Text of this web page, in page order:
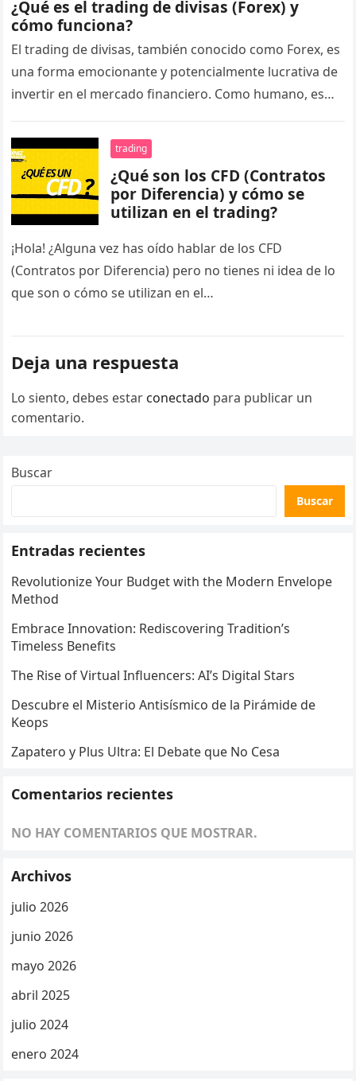
¿Qué es el trading de divisas (Forex) y
cómo funciona?
El trading de divisas, también conocido como Forex, es
una forma emocionante y potencialmente lucrativa de
invertir en el mercado financiero. Como humano, es
trading
¿Qué son los CFD (Contratos
por Diferencia) y cómo se
utilizan en el trading?
¡Hola! ¿Alguna vez has oído hablar de los CFD
(Contratos por Diferencia) pero no tienes ni idea de lo
que son o cómo se utilizan en el…
Deja una respuesta
Lo siento, debes estar conectado para publicar un
comentario.
Buscar
Buscar
Entradas recientes
Revolutionize Your Budget with the Modern Envelope
Method
Embrace Innovation: Rediscovering Tradition’s
Timeless Benefits
The Rise of Virtual Influencers: AI’s Digital Stars
Descubre el Misterio Antisísmico de la Pirámide de
Keops
Zapatero y Plus Ultra: El Debate que No Cesa
Comentarios recientes
NO HAY COMENTARIOS QUE MOSTRAR.
Archivos
julio 2026
junio 2026
mayo 2026
abril 2025
julio 2024
enero 2024